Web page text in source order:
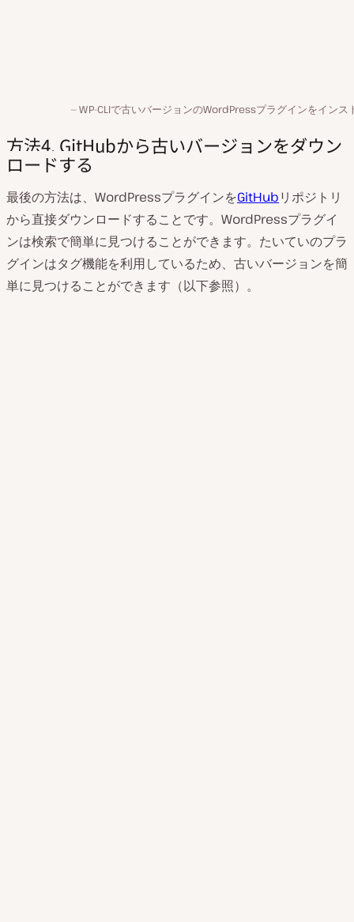
WP-CLIで古いバージョンのWordPressプラグインをインス
方法4. GitHubから古いバージョンをダウン
ロードする
最後の方法は、WordPressプラグインをGitHubリポジトリ
から直接ダウンロードすることです。WordPressプラグイ
ンは検索で簡単に見つけることができます。たいていのプラ
グインはタグ機能を利用しているため、古いバージョンを簡
単に見つけることができます（以下参照）。